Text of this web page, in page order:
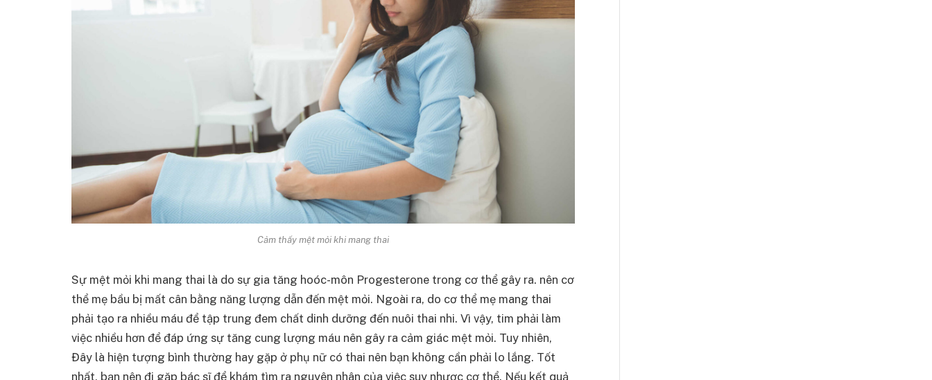
Cảm thấy mệt mỏi khi mang thai
Sự mệt mỏi khi mang thai là do sự gia tăng hoóc-môn Progesterone trong cơ thể gây ra. nên cơ
thể mẹ bầu bị mất cân bằng năng lượng dẫn đến mệt mỏi. Ngoài ra, do cơ thể mẹ mang thai
phải tạo ra nhiều máu để tập trung đem chất dinh dưỡng đến nuôi thai nhi. Vì vậy, tim phải làm
việc nhiều hơn để đáp ứng sự tăng cung lượng máu nên gây ra cảm giác mệt mỏi. Tuy nhiên,
Đây là hiện tượng bình thường hay gặp ở phụ nữ có thai nên bạn không cần phải lo lắng. Tốt
nhất, bạn nên đi gặp bác sĩ để khám tìm ra nguyên nhân của việc suy nhược cơ thể. Nếu kết quả